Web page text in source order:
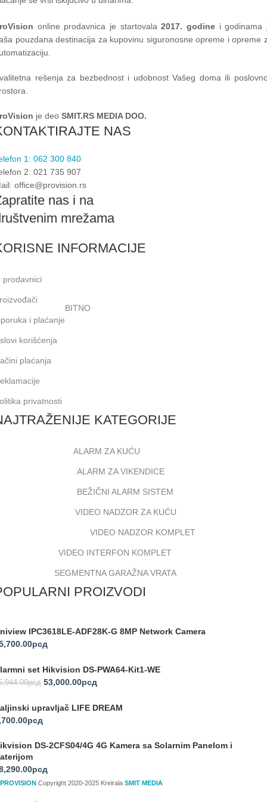
online prodavnica je startovala2017. godine i godinama
pouzdana destinacija za kupovinu siguronosne opreme i opreme
rešenja za bezbednost i udobnost Vašeg doma ili
je deo SMIT.RS MEDIA DOO.
NAS
1: 062 300 840
2: 021 735 907
office@provision.rs
nas i na
mrežama
INFORMACIJE
prodavnici
i plaćanje
BITNO
korišćenja
plaćanja
privatnosti
KATEGORIJE
ALARM ZA KUĆU
ALARM ZA VIKENDICE
BEŽIČNI ALARM SISTEM
VIDEO NADZOR ZA KUĆU
VIDEO NADZOR KOMPLET
VIDEO INTERFON KOMPLET
SEGMENTNA GARAŽNA VRATA
PROIZVODI
IPC3618LE-ADF28K-G 8MP Network Camera
рсд
set Hikvision DS-PWA64-Kit1-WE
рсд 53,000.00рсд
upravljač LIFE DREAM
рсд
DS-2CFS04/4G 4G Kamera sa Solarnim Panelom i
рсд
PROVISION Copyright 2020-2025 Kreirala SMIT MEDIA